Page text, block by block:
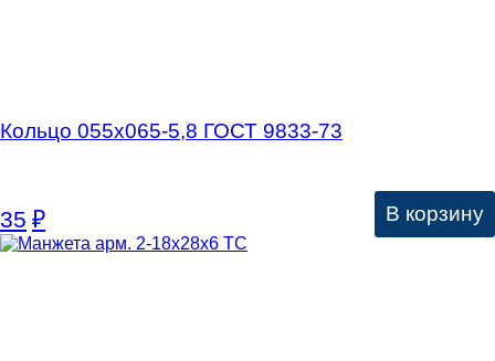
Кольцо 055х065-5,8 ГОСТ 9833-73
35 ₽ В корзину